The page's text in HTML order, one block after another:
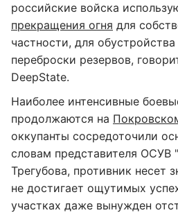
российские войска
прекращения огня для
частности, для
переброски резервов,
DeepState.
Наиболее интенсивные
продолжаются на
оккупанты сосредоточили
словам представителя ОСУВ
Трегубова, противник несет
не достигает ощутимых
участках даже вынужден